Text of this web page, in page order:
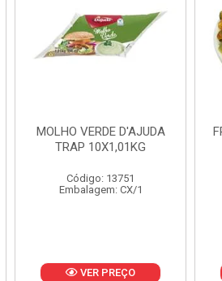
FRUTAS CRISTALIZADAS
CX 10KG
Código: 1785
Embalagem: KG/10
VER PREÇO